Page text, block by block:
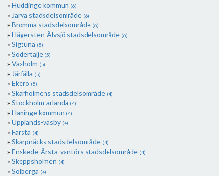
Huddinge kommun (6)
Järva stadsdelsområde (6)
Bromma stadsdelsområde (6)
Hägersten-Älvsjö stadsdelsområde (6)
Sigtuna (5)
Södertälje (5)
Vaxholm (5)
Järfälla (5)
Ekerö (5)
Skärholmens stadsdelsområde (4)
Stockholm-arlanda (4)
Haninge kommun (4)
Upplands-väsby (4)
Farsta (4)
Skarpnäcks stadsdelsområde (4)
Enskede-Årsta-vantörs stadsdelsområde (4)
Skeppsholmen (4)
Solberga (4)